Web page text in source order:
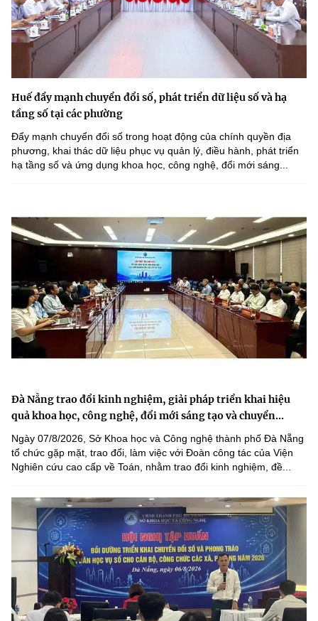
Huế đẩy mạnh chuyển đổi số, phát triển dữ liệu số và hạ
tầng số tại các phường
Đẩy mạnh chuyển đổi số trong hoạt động của chính quyền địa
phương, khai thác dữ liệu phục vụ quản lý, điều hành, phát triển
hạ tầng số và ứng dụng khoa học, công nghệ, đổi mới sáng...
Đà Nẵng trao đổi kinh nghiệm, giải pháp triển khai hiệu
quả khoa học, công nghệ, đổi mới sáng tạo và chuyển...
Ngày 07/8/2026, Sở Khoa học và Công nghệ thành phố Đà Nẵng
tổ chức gặp mặt, trao đổi, làm việc với Đoàn công tác của Viện
Nghiên cứu cao cấp về Toán, nhằm trao đổi kinh nghiệm, đề...